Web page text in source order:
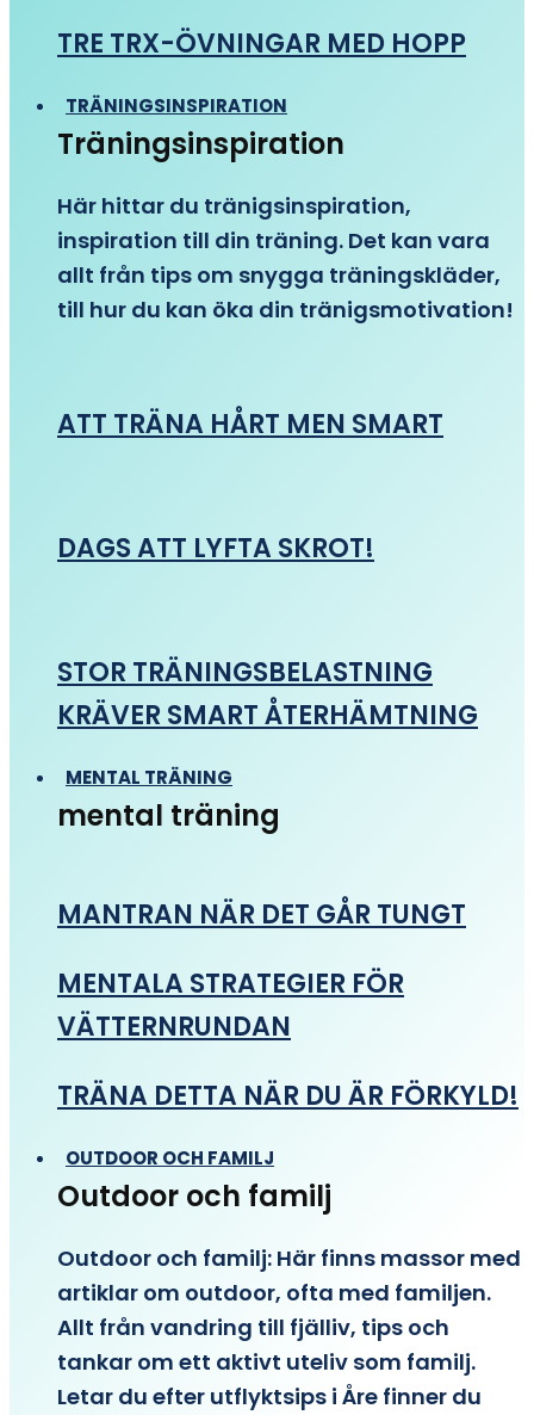
TRE TRX-ÖVNINGAR MED HOPP
TRÄNINGSINSPIRATION
Träningsinspiration
Här hittar du tränigsinspiration,
inspiration till din träning. Det kan vara
allt från tips om snygga träningskläder,
till hur du kan öka din tränigsmotivation!
ATT TRÄNA HÅRT MEN SMART
DAGS ATT LYFTA SKROT!
STOR TRÄNINGSBELASTNING
KRÄVER SMART ÅTERHÄMTNING
MENTAL TRÄNING
mental träning
MANTRAN NÄR DET GÅR TUNGT
MENTALA STRATEGIER FÖR
VÄTTERNRUNDAN
TRÄNA DETTA NÄR DU ÄR FÖRKYLD!
OUTDOOR OCH FAMILJ
Outdoor och familj
Outdoor och familj: Här finns massor med
artiklar om outdoor, ofta med familjen.
Allt från vandring till fjälliv, tips och
tankar om ett aktivt uteliv som familj.
Letar du efter utflyktsips i Åre finner du